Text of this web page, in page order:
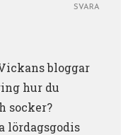
bloggar
hur du
socker?
lördagsgodis
SVARA